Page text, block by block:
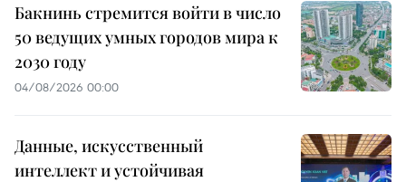
Бакнинь стремится войти в число
50 ведущих умных городов мира к
2030 году
04/08/2026 00:00
Данные, искусственный
интеллект и устойчивая